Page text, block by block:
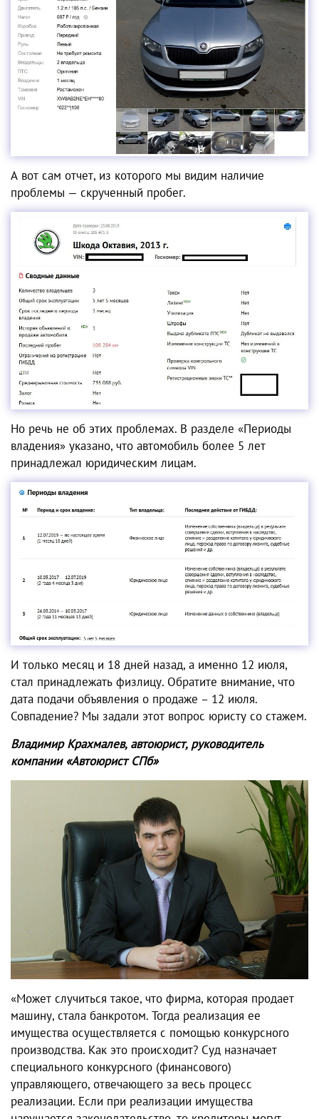
А вот сам отчет, из которого мы видим наличие
проблемы — скрученный пробег.
Но речь не об этих проблемах. В разделе «Периоды
владения» указано, что автомобиль более 5 лет
принадлежал юридическим лицам.
И только месяц и 18 дней назад, а именно 12 июля,
стал принадлежать физлицу. Обратите внимание, что
дата подачи объявления о продаже – 12 июля.
Совпадение? Мы задали этот вопрос юристу со стажем.
Владимир Крахмалев, автоюрист, руководитель
компании «Автоюрист СПб»
«Может случиться такое, что фирма, которая продает
машину, стала банкротом. Тогда реализация ее
имущества осуществляется с помощью конкурсного
производства. Как это происходит? Суд назначает
специального конкурсного (финансового)
управляющего, отвечающего за весь процесс
реализации. Если при реализации имущества